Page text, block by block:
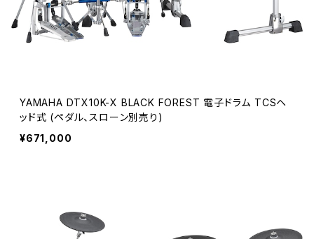
YAMAHA DTX10K-X BLACK FOREST 電子ドラム TCSヘ
ッド式 (ペダル、スローン別売り)
¥671,000